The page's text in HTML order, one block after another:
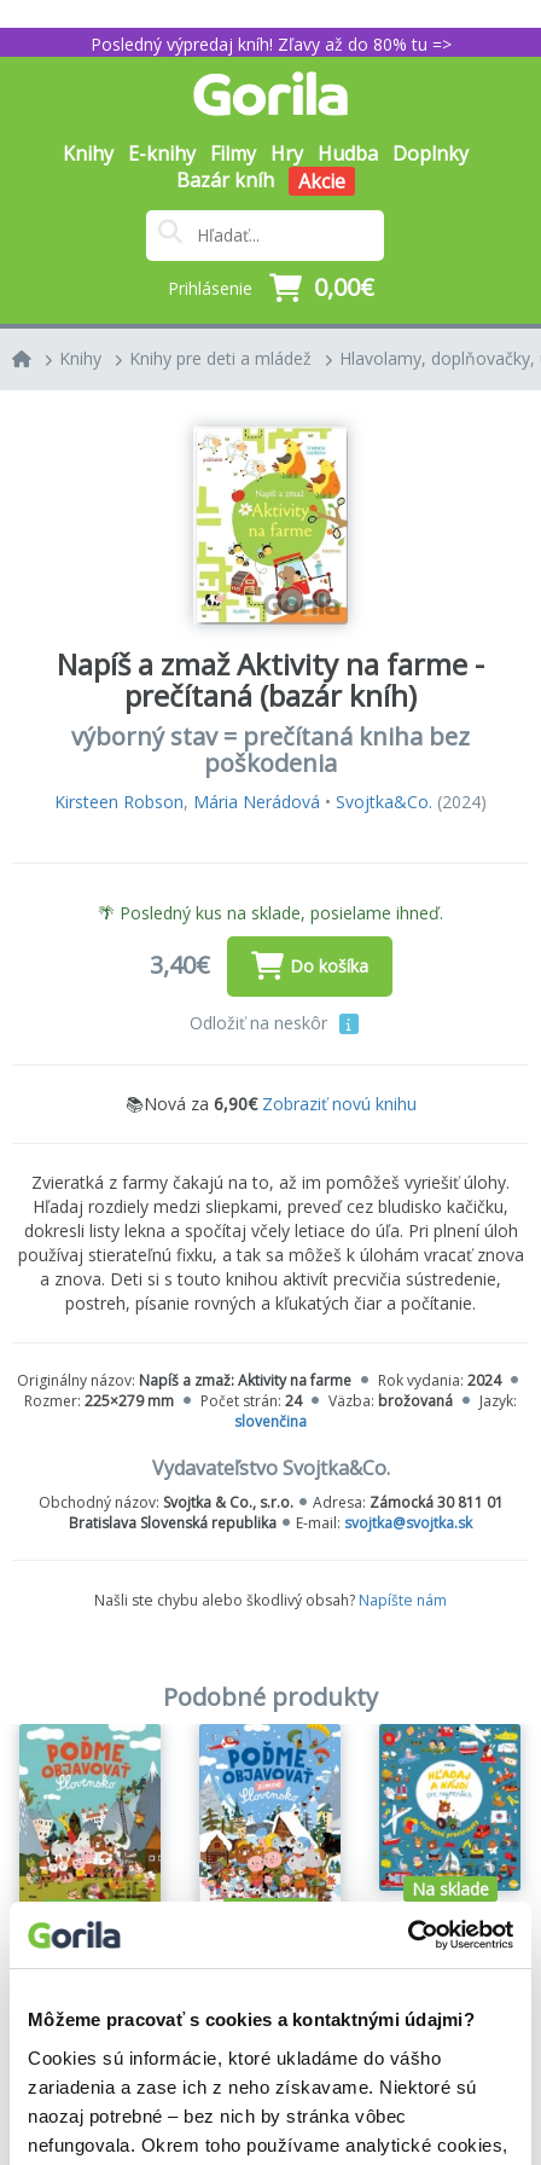
Môžeme pracovať s cookies a kontaktnými údajmi?
Cookies sú informácie, ktoré ukladáme do vášho
zariadenia a zase ich z neho získavame. Niektoré sú
naozaj potrebné – bez nich by stránka vôbec
nefungovala. Okrem toho používame analytické cookies,
Posledný výpredaj kníh! Zľavy až do 80% tu =>
Knihy E-knihy Filmy Hry Hudba Doplnky
Bazár kníh
Akcie
Prihlásenie 0,00€
Knihy Knihy pre deti a mládež Hlavolamy, doplňovačky,
Napíš a zmaž Aktivity na farme -
prečítaná (bazár kníh)
výborný stav = prečítaná kniha bez
poškodenia
Kirsteen Robson, Mária Nerádová • Svojtka&Co. (2024)
🌴 Posledný kus na sklade, posielame ihneď.
3,40€ Do košíka
Odložiť na neskôr
📚Nová za 6,90€ Zobraziť novú knihu
Zvieratká z farmy čakajú na to, až im pomôžeš vyriešiť úlohy.
Hľadaj rozdiely medzi sliepkami, preveď cez bludisko kačičku,
dokresli listy lekna a spočítaj včely letiace do úľa. Pri plnení úloh
používaj stierateľnú fixku, a tak sa môžeš k úlohám vracať znova
a znova. Deti si s touto knihou aktivít precvičia sústredenie,
postreh, písanie rovných a kľukatých čiar a počítanie.
Originálny názov: Napíš a zmaž: Aktivity na farme Rok vydania: 2024
Rozmer: 225×279 mm Počet strán: 24 Väzba: brožovaná
Jazyk:
slovenčina
Vydavateľstvo Svojtka&Co.
Obchodný názov: Svojtka & Co., s.r.o. Adresa: Zámocká 30 811 01
Bratislava Slovenská republika
E-mail: svojtka@svojtka.sk
Našli ste chybu alebo škodlivý obsah? Napíšte nám
Podobné produkty
Na sklade
Hľadaj a nájdi pre najmenších: Dopravné prostriedky
Mária Nerádová
10,10€